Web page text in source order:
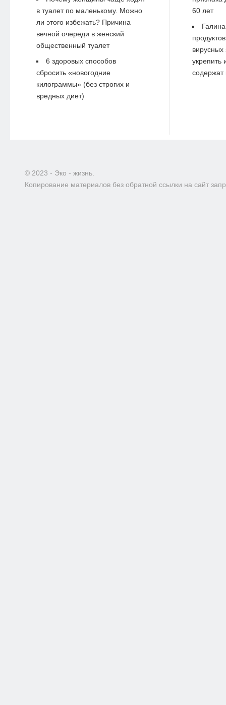
в туалет по маленькому. Можно
ли этого избежать? Причина
вечной очереди в женский
общественный туалет
6 здоровых способов
сбросить «новогодние
килограммы» (без строгих и
вредных диет)
60 лет
Галина
вирусных
укрепить
содержат
© 2023 - Эко - жизнь.
Копирование материалов без обратной ссылки на сайт